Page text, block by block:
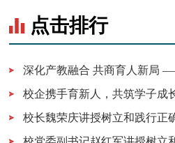
点击排行